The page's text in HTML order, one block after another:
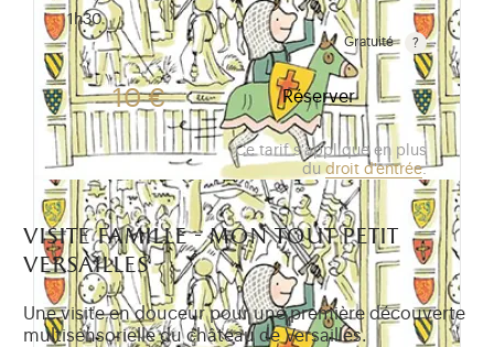
1h30
Gratuité
Gratuit pour les enfants de moins de 10 ans.Tarif
10 € Réserver
Ce tarif s'applique en plus
du droit d'entrée.
visite famille - mon tout petit
versailles
Une visite en douceur pour une première découverte
multisensorielle du château de Versailles.